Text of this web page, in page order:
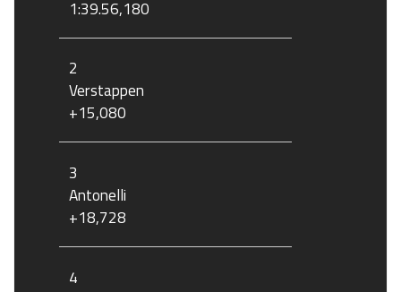
1:39.56,180
2
Verstappen
+15,080
3
Antonelli
+18,728
4